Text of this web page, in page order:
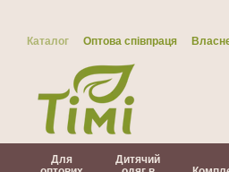
Каталог Оптова співпраця
Для
Дитячий